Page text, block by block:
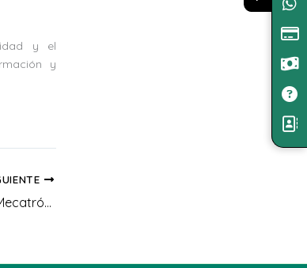
y el
y
Estudiantes de Ingeniería Mecatrónica de UNIAGRARIA Participan en Workshop de Transformación Digital en la UdeC